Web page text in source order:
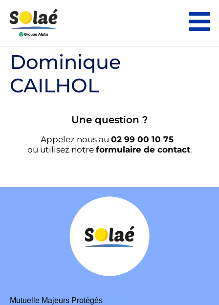
Dominique
CAILHOL
Une question ?
Appelez nous au 02 99 00 10 75
ou utilisez notre formulaire de contact.
Mutuelle Majeurs Protégés